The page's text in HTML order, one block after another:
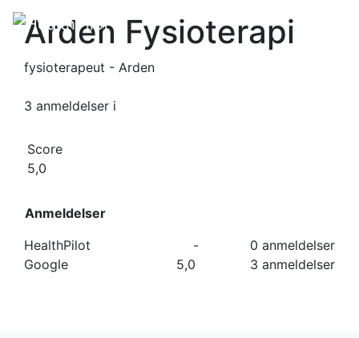
Arden Fysioterapi
fysioterapeut - Arden
3 anmeldelser i
Score
5,0
Anmeldelser
HealthPilot
-
0 anmeldelser
Google
5,0 3 anmeldelser